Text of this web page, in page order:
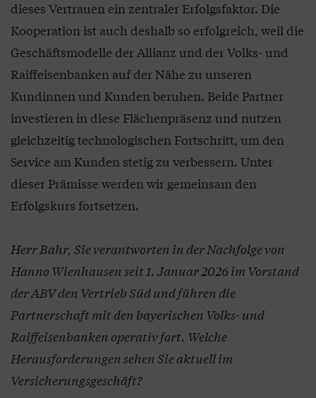
dieses Vertrauen ein zentraler Erfolgsfaktor. Die
Kooperation ist auch deshalb so erfolgreich, weil die
Geschäftsmodelle der Allianz und der Volks- und
Raiffeisenbanken auf der Nähe zu unseren
Kundinnen und Kunden beruhen. Beide Partner
investieren in diese Flächenpräsenz und nutzen
gleichzeitig technologischen Fortschritt, um den
Service am Kunden stetig zu verbessern. Unter
dieser Prämisse werden wir gemeinsam den
Erfolgskurs fortsetzen.
Herr Bahr, Sie verantworten in der Nachfolge von
Hanno Wienhausen seit 1. Januar 2026 im Vorstand
der ABV den Vertrieb Süd und führen die
Partnerschaft mit den bayerischen Volks- und
Raiffeisenbanken operativ fort. Welche
Herausforderungen sehen Sie aktuell im
Versicherungsgeschäft?